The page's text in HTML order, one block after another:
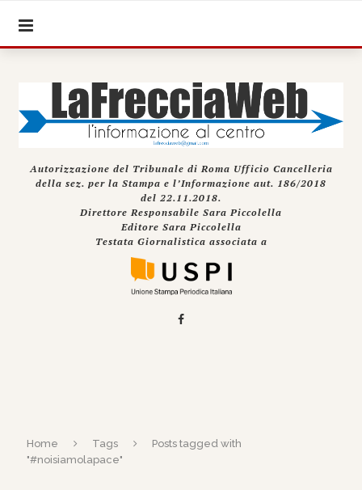
Autorizzazione del Tribunale di Roma Ufficio Cancelleria
della sez. per la Stampa e l’Informazione aut. 186/2018
del 22.11.2018.
Direttore Responsabile Sara Piccolella
Editore Sara Piccolella
Testata Giornalistica associata a
Home Tags
Posts tagged with
"#noisiamolapace"